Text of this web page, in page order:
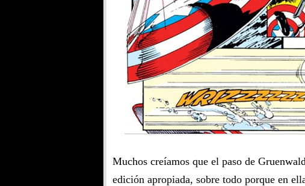
Muchos creíamos que el paso de
edición apropiada, sobre todo porque en